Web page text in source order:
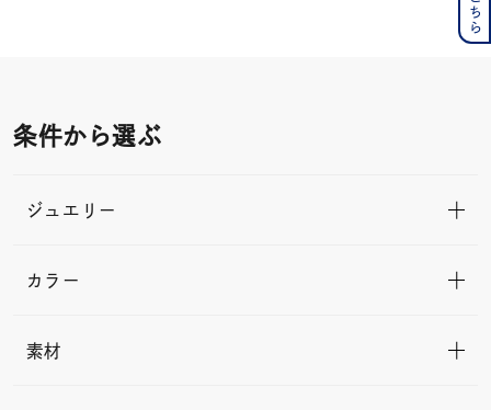
条件から選ぶ
ジュエリー
カラー
素材